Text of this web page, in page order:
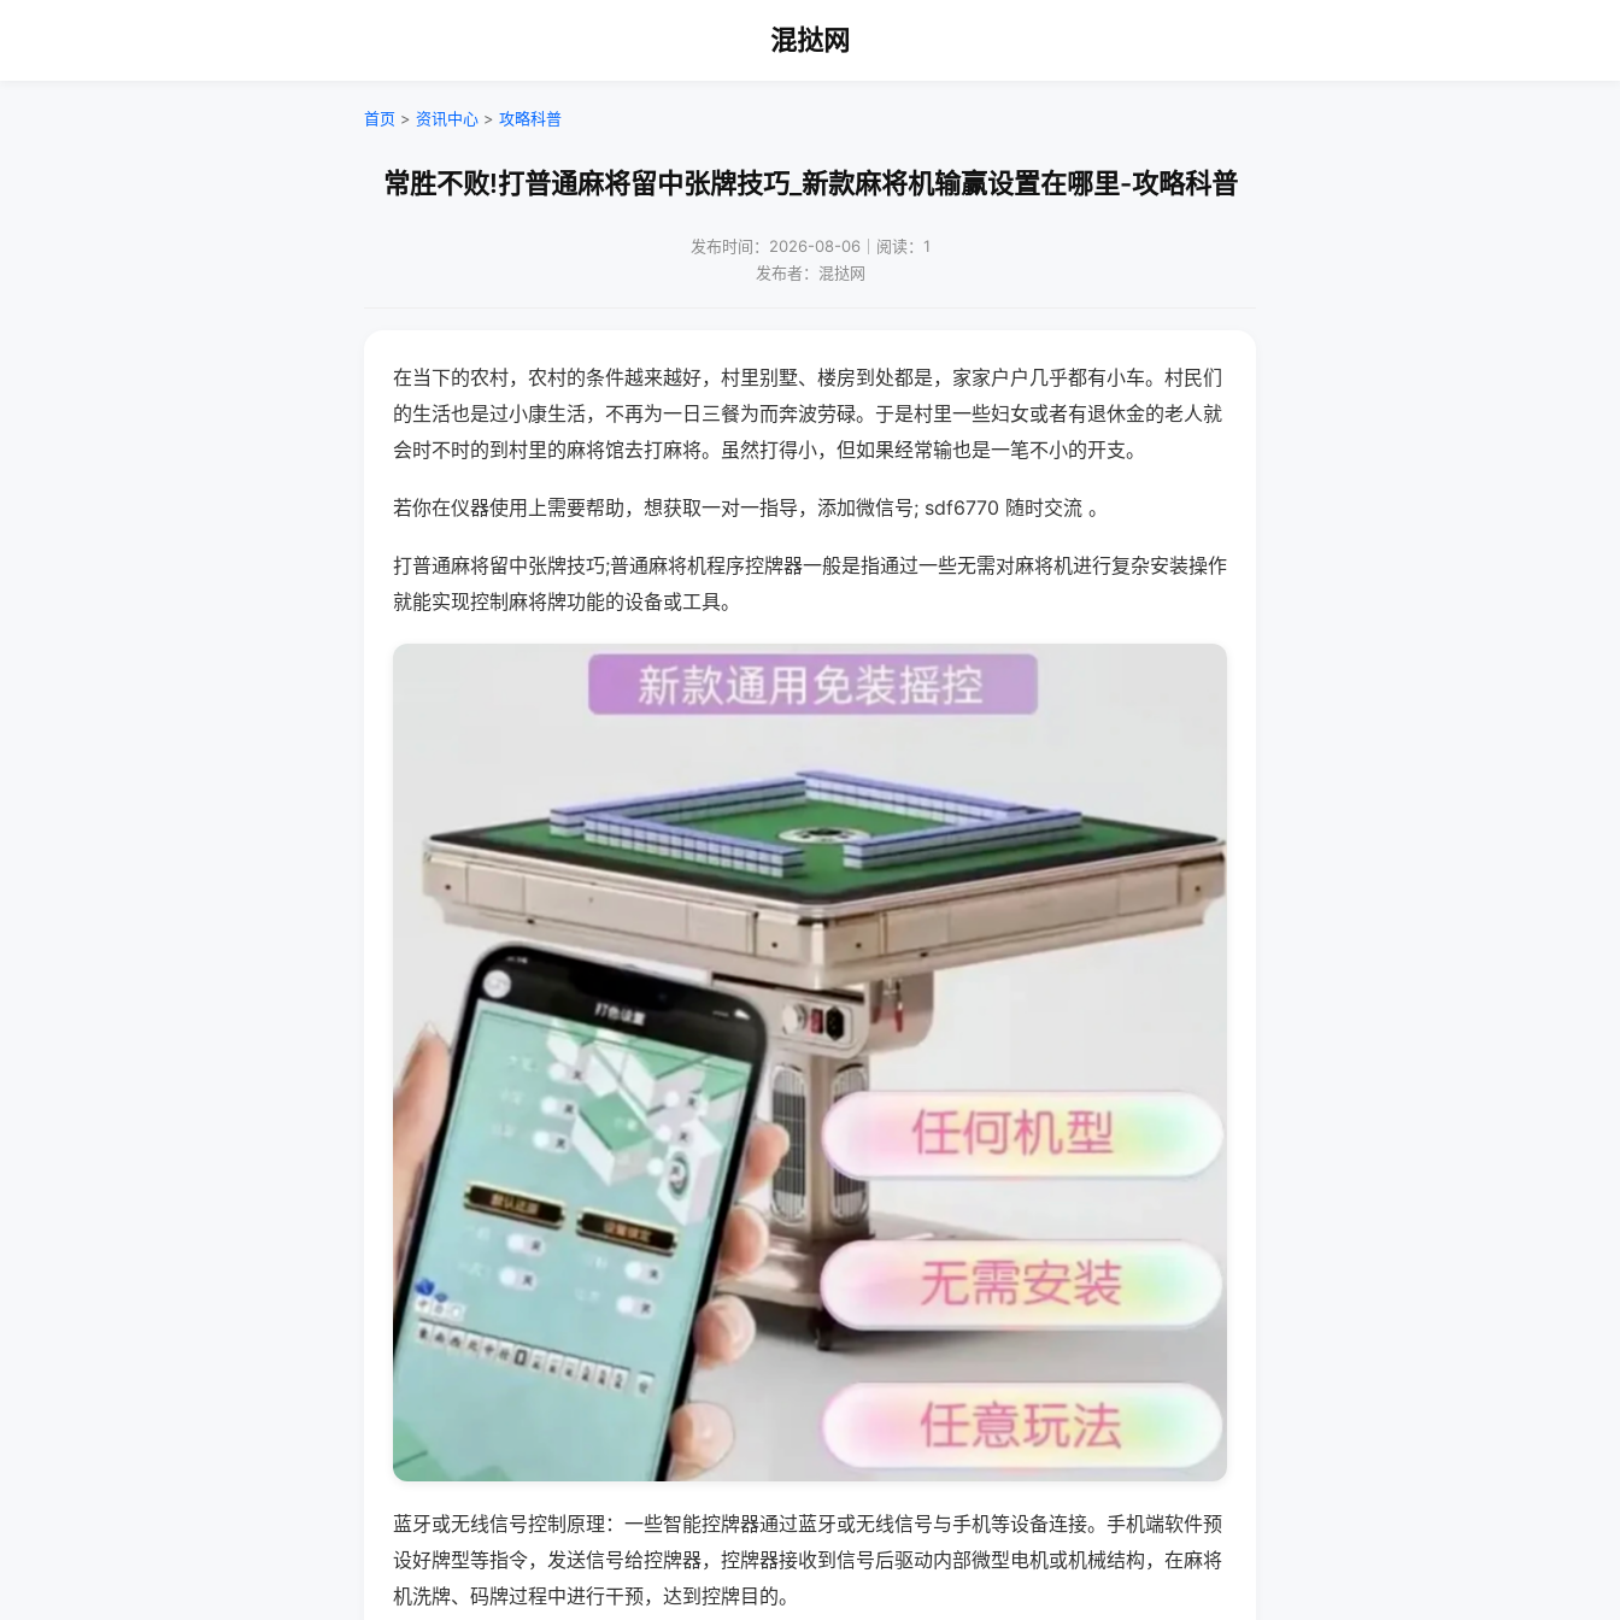
混挞网
首页 > 资讯中心 > 攻略科普
常胜不败!打普通麻将留中张牌技巧_新款麻将机输赢设置在哪里-攻略科普
发布时间：2026-08-06｜阅读：1
发布者：混挞网
在当下的农村，农村的条件越来越好，村里别墅、楼房到处都是，家家户户几乎都有小车。村民们
的生活也是过小康生活，不再为一日三餐为而奔波劳碌。于是村里一些妇女或者有退休金的老人就
会时不时的到村里的麻将馆去打麻将。虽然打得小，但如果经常输也是一笔不小的开支。
若你在仪器使用上需要帮助，想获取一对一指导，添加微信号; sdf6770 随时交流 。
打普通麻将留中张牌技巧;普通麻将机程序控牌器一般是指通过一些无需对麻将机进行复杂安装操作
就能实现控制麻将牌功能的设备或工具。
蓝牙或无线信号控制原理：一些智能控牌器通过蓝牙或无线信号与手机等设备连接。手机端软件预
设好牌型等指令，发送信号给控牌器，控牌器接收到信号后驱动内部微型电机或机械结构，在麻将
机洗牌、码牌过程中进行干预，达到控牌目的。